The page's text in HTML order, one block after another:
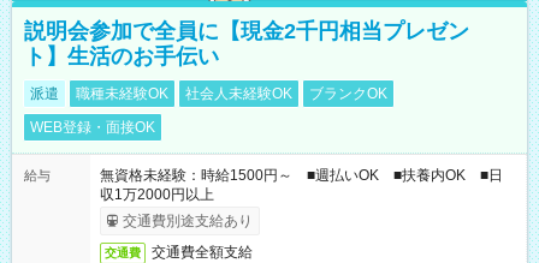
説明会参加で全員に【現金2千円相当プレゼン
ト】生活のお手伝い
派遣 職種未経験OK 社会人未経験OK
ブランクOK
WEB登録・面接OK
給与
無資格未経験：時給1500円～ ■週払いOK ■扶養内OK ■日
収1万2000円以上
交通費別途支給あり
交通費 交通費全額支給